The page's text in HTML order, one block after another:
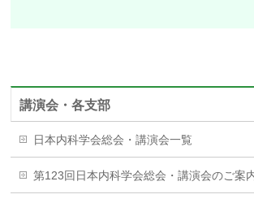
講演会・各支部
日本内科学会総会・講演会一覧
第123回日本内科学会総会・講演会のご案